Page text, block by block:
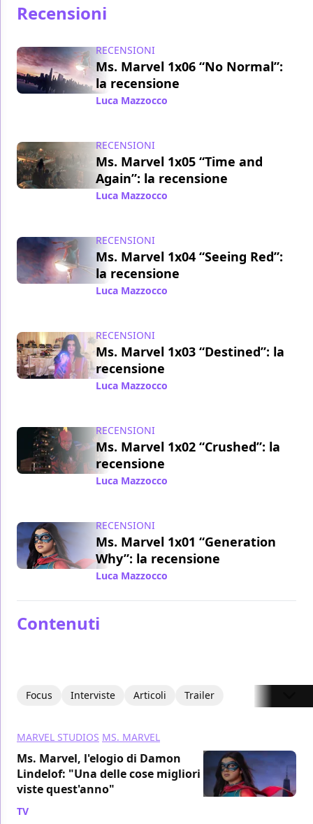
Recensioni
RECENSIONI
Ms. Marvel 1x06 “No Normal”:
la recensione
Luca Mazzocco
RECENSIONI
Ms. Marvel 1x05 “Time and
Again”: la recensione
Luca Mazzocco
RECENSIONI
Ms. Marvel 1x04 “Seeing Red”:
la recensione
Luca Mazzocco
RECENSIONI
Ms. Marvel 1x03 “Destined”: la
recensione
Luca Mazzocco
RECENSIONI
Ms. Marvel 1x02 “Crushed”: la
recensione
Luca Mazzocco
RECENSIONI
Ms. Marvel 1x01 “Generation
Why”: la recensione
Luca Mazzocco
Contenuti
Focus Interviste Articoli Trailer
MARVEL STUDIOS MS. MARVEL
Ms. Marvel, l'elogio di Damon
Lindelof: "Una delle cose migliori
viste quest'anno"
TV